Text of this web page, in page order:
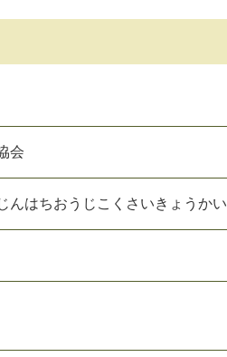
会
んはちおうじこくさいきょうかい